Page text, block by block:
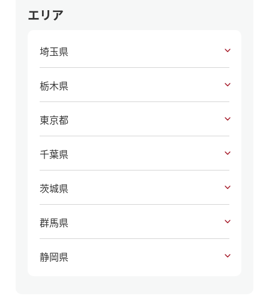
エリア
埼玉県
栃木県
東京都
千葉県
茨城県
群馬県
静岡県